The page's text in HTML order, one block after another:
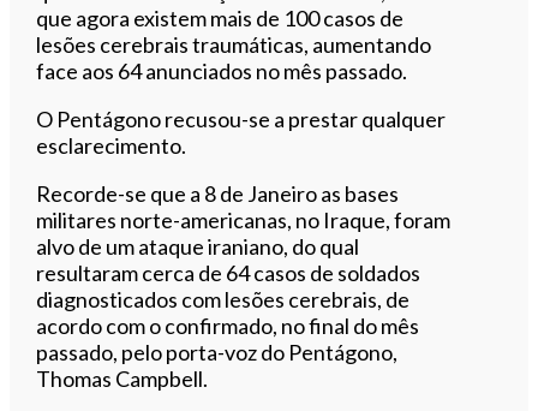
que agora existem mais de 100 casos de
lesões cerebrais traumáticas, aumentando
face aos 64 anunciados no mês passado.
O Pentágono recusou-se a prestar qualquer
esclarecimento.
Recorde-se que a 8 de Janeiro as bases
militares norte-americanas, no Iraque, foram
alvo de um ataque iraniano, do qual
resultaram cerca de 64 casos de soldados
diagnosticados com lesões cerebrais, de
acordo com o confirmado, no final do mês
passado, pelo porta-voz do Pentágono,
Thomas Campbell.